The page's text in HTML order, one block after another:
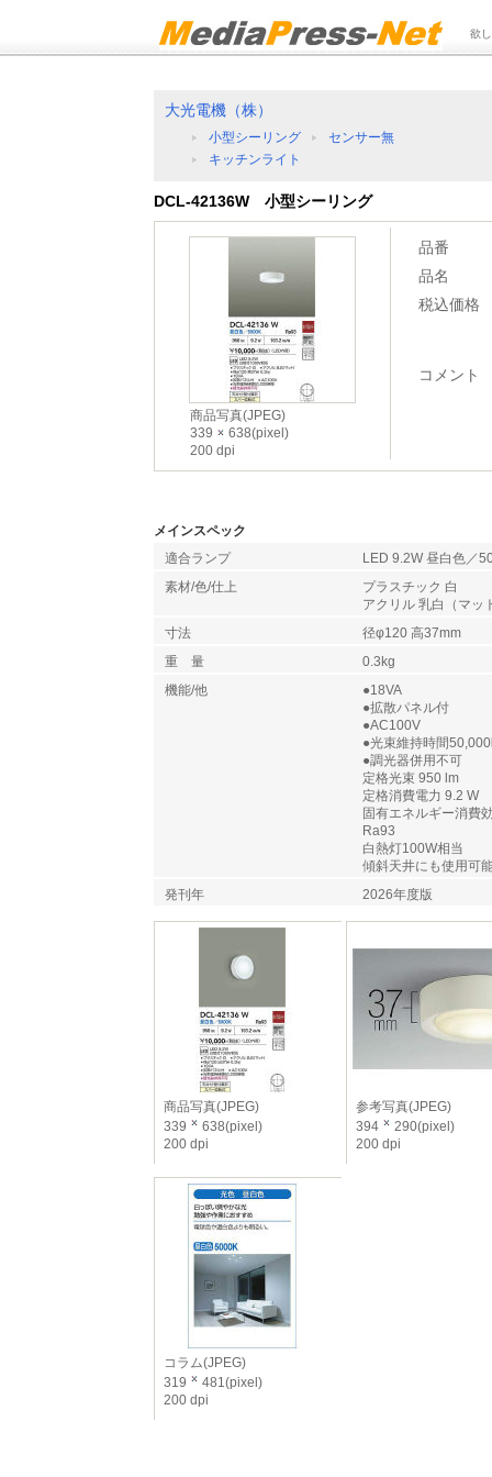
欲
大光電機（株）
小型シーリング
センサー無
キッチンライト
DCL-42136W 小型シーリング
商品写真(JPEG)
339
638(pixel)
200 dpi
品番
品名
税込価格
コメント
メインスペック
適合ランプ
LED 9.2W 昼白色／
素材/色/仕上
プラスチック 白
アクリル 乳白（マッ
寸法
径φ120 高37mm
重 量
0.3kg
機能/他
●18VA
●拡散パネル付
●AC100V
●光束維持時間
●調光器併用不可
定格光束 950 lm
定格消費電力 9.2 W
固有エネルギー消費
Ra93
白熱灯100W相当
傾斜天井にも使用可
発刊年
2026年度版
商品写真(JPEG)
339
638(pixel)
200 dpi
参考写真(JPEG)
394
290(pixel)
200 dpi
コラム(JPEG)
319
481(pixel)
200 dpi